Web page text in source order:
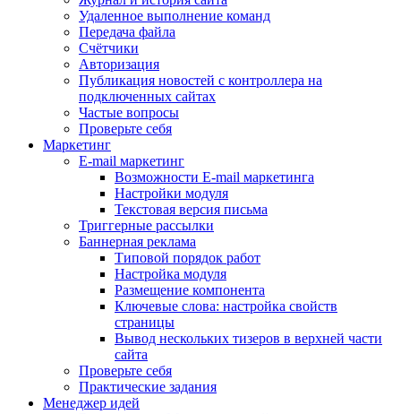
Удаленное выполнение команд
Передача файла
Счётчики
Авторизация
Публикация новостей с контроллера на
подключенных сайтах
Частые вопросы
Проверьте себя
Маркетинг
E-mail маркетинг
Возможности E-mail маркетинга
Настройки модуля
Текстовая версия письма
Триггерные рассылки
Баннерная реклама
Типовой порядок работ
Настройка модуля
Размещение компонента
Ключевые слова: настройка свойств
страницы
Вывод нескольких тизеров в верхней части
сайта
Проверьте себя
Практические задания
Менеджер идей